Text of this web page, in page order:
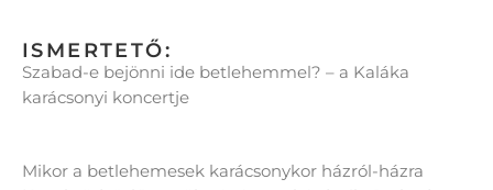
ISMERTETŐ:
Szabad-e bejönni ide betlehemmel? – a Kaláka
karácsonyi koncertje
Mikor a betlehemesek karácsonykor házról-házra